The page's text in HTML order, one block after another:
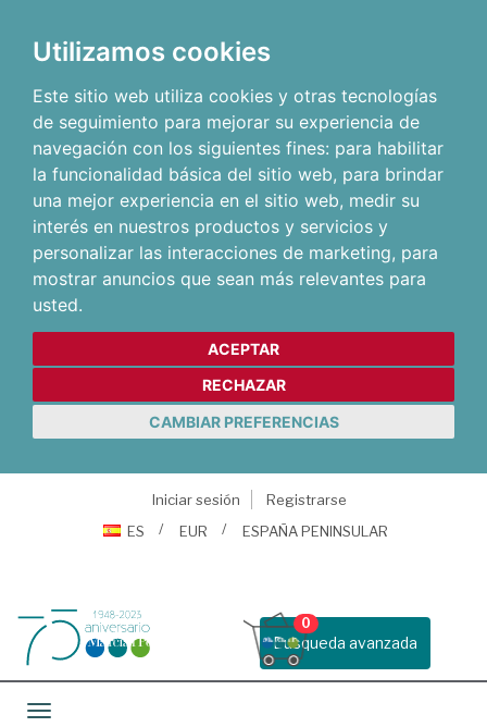
Utilizamos cookies
Este sitio web utiliza cookies y otras tecnologías
de seguimiento para mejorar su experiencia de
navegación con los siguientes fines: para habilitar
la funcionalidad básica del sitio web, para brindar
una mejor experiencia en el sitio web, medir su
interés en nuestros productos y servicios y
personalizar las interacciones de marketing, para
mostrar anuncios que sean más relevantes para
usted.
ACEPTAR
RECHAZAR
CAMBIAR PREFERENCIAS
Iniciar sesión
Registrarse
ES
EUR ESPAÑA PENINSULAR
Busqueda avanzada
0
Toggle navigation